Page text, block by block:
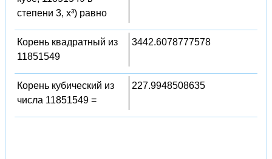
степени 3, x³) равно
Корень квадратный из
11851549
3442.6078777578
Корень кубический из
числа 11851549 =
227.9948508635